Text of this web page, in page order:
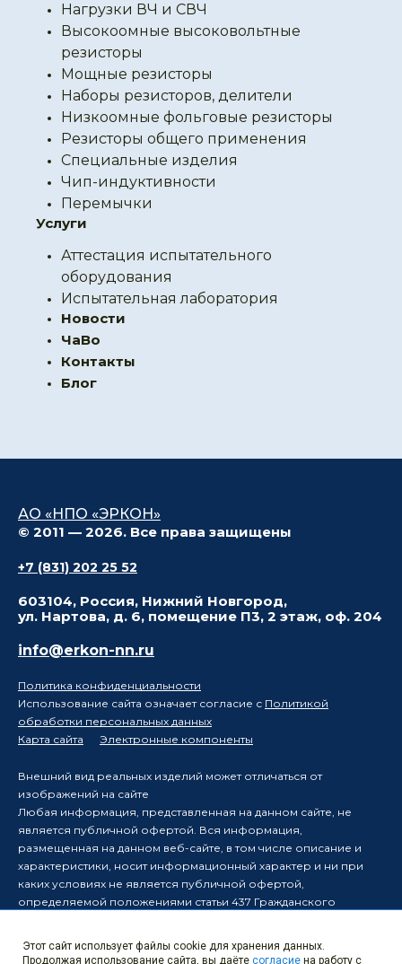
Нагрузки ВЧ и СВЧ
Высокоомные высоковольтные
резисторы
Мощные резисторы
Наборы резисторов, делители
Низкоомные фольговые резисторы
Резисторы общего применения
Специальные изделия
Чип-индуктивности
Перемычки
Услуги
Аттестация испытательного
оборудования
Испытательная лаборатория
Новости
ЧаВо
Контакты
Блог
АО «НПО «ЭРКОН»
© 2011 — 2026. Все права защищены
+7 (831) 202 25 52
603104, Россия, Нижний Новгород,
ул. Нартова, д. 6, помещение П3, 2 этаж, оф. 204
info@erkon-nn.ru
Политика конфиденциальности
Использование сайта означает согласие с Политикой
обработки персональных данных
Карта сайта
Электронные компоненты
Внешний вид реальных изделий может отличаться от
изображений на сайте
Любая информация, представленная на данном сайте, не
является публичной офертой. Вся информация,
размещенная на данном веб-сайте, в том числе описание и
характеристики, носит информационный характер и ни при
каких условиях не является публичной офертой,
определяемой положениями статьи 437 Гражданского
Производитель оставляет за собой право в одностороннем
порядке вносить изменения в информацию, размещенную на
Этот сайт использует файлы cookie для хранения данных.
Продолжая использование сайта, вы даёте согласие на работу с